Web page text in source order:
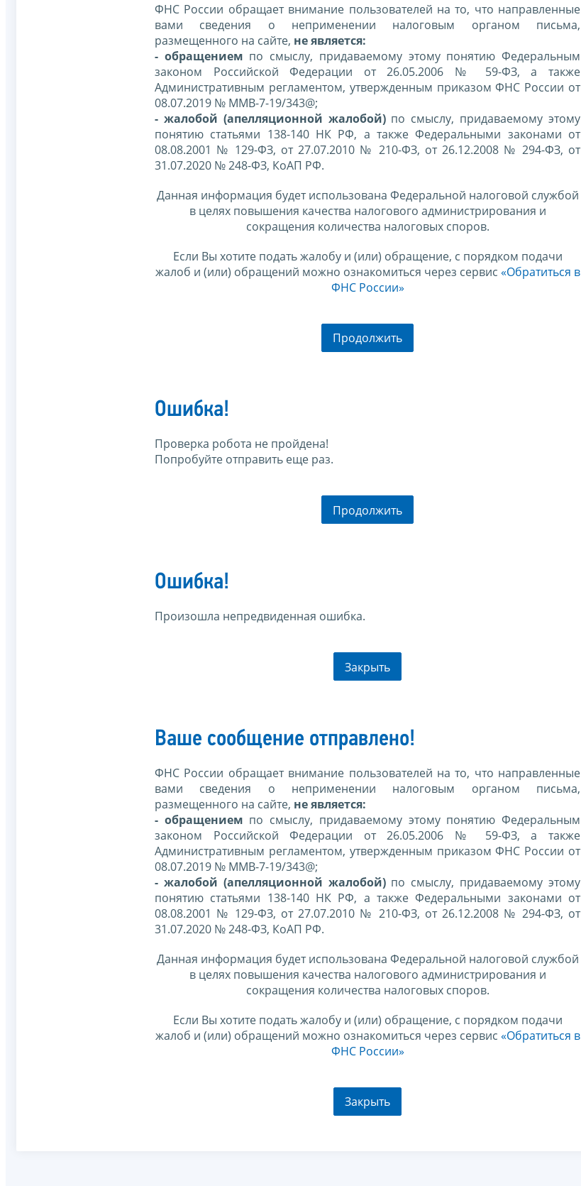
ФНС России обращает внимание пользователей на то, что направленные
вами сведения о неприменении налоговым органом письма,
размещенного на сайте, не является:
- обращением по смыслу, придаваемому этому понятию Федеральным
законом Российской Федерации от 26.05.2006 № 59-ФЗ, а также
Административным регламентом, утвержденным приказом ФНС России от
08.07.2019 № ММВ-7-19/343@;
- жалобой (апелляционной жалобой)по смыслу, придаваемому этому
понятию статьями 138-140 НК РФ, а также Федеральными законами от
08.08.2001 № 129-ФЗ, от 27.07.2010 № 210-ФЗ, от 26.12.2008 № 294-ФЗ, от
31.07.2020 № 248-ФЗ, КоАП РФ.
Данная информация будет использована Федеральной налоговой службой
в целях повышения качества налогового администрирования и
сокращения количества налоговых споров.
Если Вы хотите подать жалобу и (или) обращение, с порядком подачи
жалоб и (или) обращений можно ознакомиться через сервис «Обратиться в
ФНС России»
Продолжить
Ошибка!
Проверка робота не пройдена!
Попробуйте отправить еще раз.
Продолжить
Ошибка!
Произошла непредвиденная ошибка.
Закрыть
Ваше сообщение отправлено!
ФНС России обращает внимание пользователей на то, что направленные
вами сведения о неприменении налоговым органом письма,
размещенного на сайте, не является:
- обращением по смыслу, придаваемому этому понятию Федеральным
законом Российской Федерации от 26.05.2006 № 59-ФЗ, а также
Административным регламентом, утвержденным приказом ФНС России от
08.07.2019 № ММВ-7-19/343@;
- жалобой (апелляционной жалобой)по смыслу, придаваемому этому
понятию статьями 138-140 НК РФ, а также Федеральными законами от
08.08.2001 № 129-ФЗ, от 27.07.2010 № 210-ФЗ, от 26.12.2008 № 294-ФЗ, от
31.07.2020 № 248-ФЗ, КоАП РФ.
Данная информация будет использована Федеральной налоговой службой
в целях повышения качества налогового администрирования и
сокращения количества налоговых споров.
Если Вы хотите подать жалобу и (или) обращение, с порядком подачи
жалоб и (или) обращений можно ознакомиться через сервис «Обратиться в
ФНС России»
Закрыть